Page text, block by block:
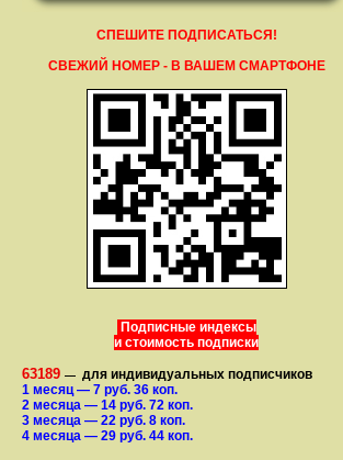
СПЕШИТЕ ПОДПИСАТЬСЯ!
СВЕЖИЙ НОМЕР - В ВАШЕМ СМАРТФОНЕ
Подписные индексы
и стоимость подписки
63189 — для индивидуальных подписчиков
1 месяц— 7 руб. 36 коп.
2 месяца — 14 руб. 72 коп.
3 месяца — 22 руб. 8 коп.
4 месяца — 29 руб. 44 коп.